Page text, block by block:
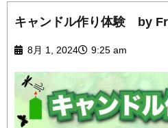
キャンドル作り体験 by
8月 1, 2024 9:25 am